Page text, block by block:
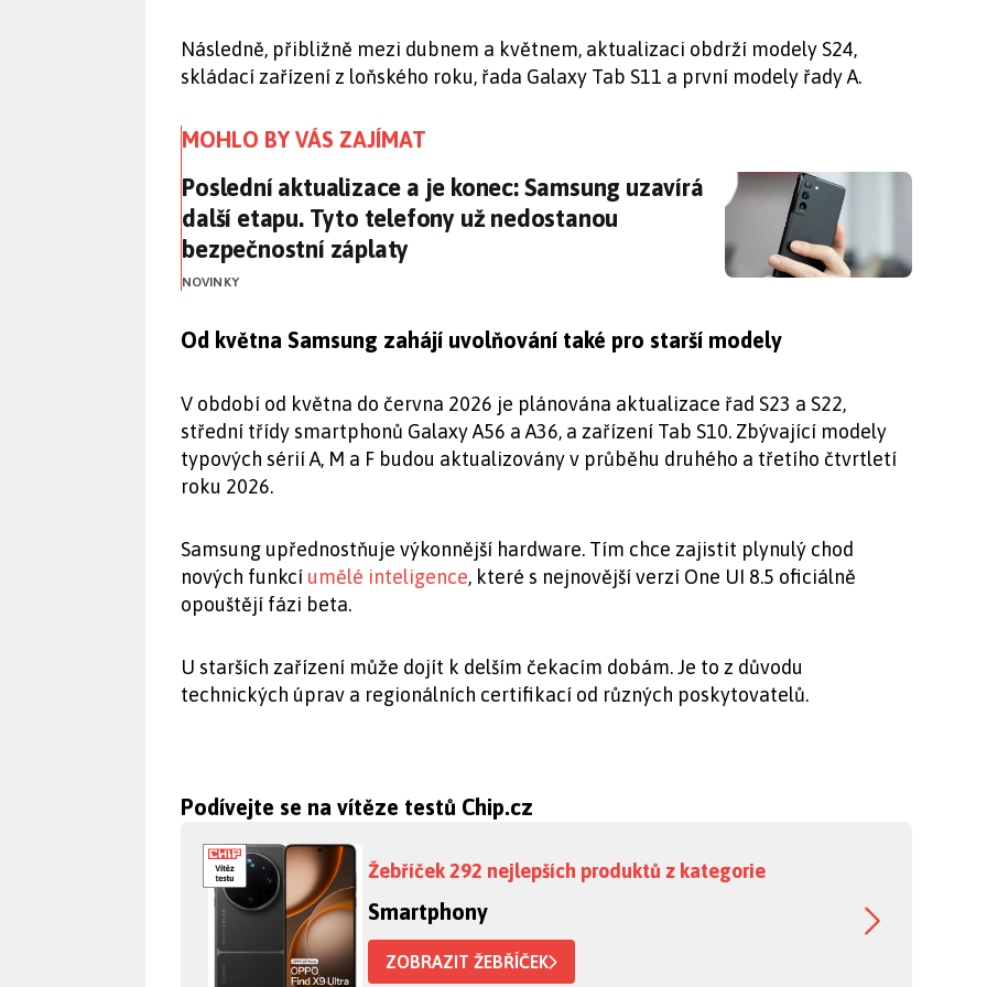
Následně, přibližně mezi dubnem a květnem, aktualizaci obdrží modely S24,
skládací zařízení z loňského roku, řada Galaxy Tab S11 a první modely řady A.
MOHLO BY VÁS ZAJÍMAT
Poslední aktualizace a je konec: Samsung uzavírá další etapu. Tyto
Poslední aktualizace a je konec: Samsung uzavírá
další etapu. Tyto telefony už nedostanou
bezpečnostní záplaty
NOVINKY
Od května Samsung zahájí uvolňování také pro starší modely
V období od května do června 2026 je plánována aktualizace řad S23 a S22,
střední třídy smartphonů Galaxy A56 a A36, a zařízení Tab S10. Zbývající modely
typových sérií A, M a F budou aktualizovány v průběhu druhého a třetího čtvrtletí
roku 2026.
Samsung upřednostňuje výkonnější hardware. Tím chce zajistit plynulý chod
nových funkcí umělé inteligence, které s nejnovější verzí One UI 8.5 oficiálně
opouštějí fázi beta.
U starších zařízení může dojít k delším čekacím dobám. Je to z důvodu
technických úprav a regionálních certifikací od různých poskytovatelů.
Podívejte se na vítěze testů Chip.cz
Žebříček 292 nejlepších produktů z kategorie
Smartphony
ZOBRAZIT ŽEBŘÍČEK